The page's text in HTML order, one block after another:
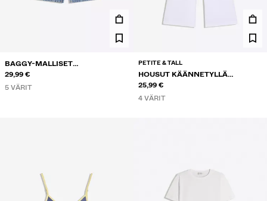
BAGGY-MALLISET
FARKKUBERMUDASHORTSIT
29,99 €
5 VÄRIT
PETITE & TALL
HOUSUT KÄÄNNETYLLÄ
VYÖTÄRÖLLÄ
25,99 €
4 VÄRIT